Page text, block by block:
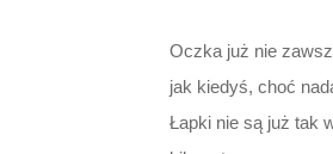
Oczka już nie
jak kiedyś, choć
Łapki nie są już tak